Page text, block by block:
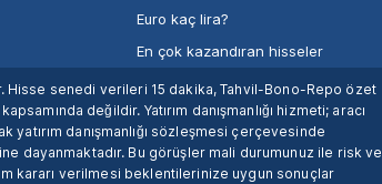
Euro kaç lira?
En çok kazandıran hisseler
Hisse senedi verileri 15 dakika, Tahvil-Bono-Repo özet
değildir. Yatırım danışmanlığı hizmeti; aracı
danışmanlığı sözleşmesi çerçevesinde
dayanmaktadır. Bu görüşler mali durumunuz ile risk ve
kararı verilmesi beklentilerinize uygun sonuçlar